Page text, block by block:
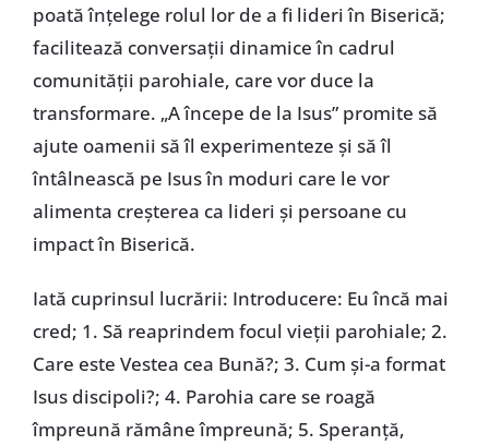
poată înțelege rolul lor de a fi lideri în Biserică;
facilitează conversații dinamice în cadrul
comunității parohiale, care vor duce la
transformare. „A începe de la Isus” promite să
ajute oamenii să îl experimenteze și să îl
întâlnească pe Isus în moduri care le vor
alimenta creșterea ca lideri și persoane cu
impact în Biserică.
Iată cuprinsul lucrării: Introducere: Eu încă mai
cred; 1. Să reaprindem focul vieții parohiale; 2.
Care este Vestea cea Bună?; 3. Cum și-a format
Isus discipoli?; 4. Parohia care se roagă
împreună rămâne împreună; 5. Speranță,